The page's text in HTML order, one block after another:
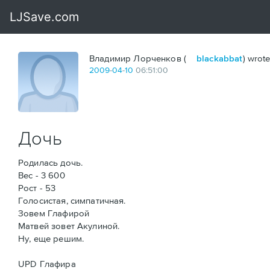
Владимир Лорченков ( blackabbat)
2009-04-10 06:51:00
Дочь
Родилась дочь.
Вес - 3 600
Рост - 53
Голосистая, симпатичная.
Зовем Глафирой
Матвей зовет Акулиной.
Ну, еще решим.
UPD Глафира